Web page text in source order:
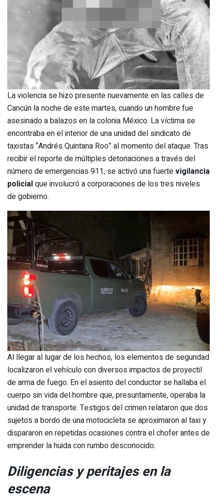
La violencia se hizo presente nuevamente en las calles de
Cancún la noche de este martes, cuando un hombre fue
asesinado a balazos en la colonia México. La víctima se
encontraba en el interior de una unidad del sindicato de
taxistas “Andrés Quintana Roo” al momento del ataque. Tras
recibir el reporte de múltiples detonaciones a través del
número de emergencias 911, se activó una fuertevigilancia
policialque involucró a corporaciones de los tres niveles
de gobierno.
Al llegar al lugar de los hechos, los elementos de seguridad
localizaron el vehículo con diversos impactos de proyectil
de arma de fuego. En el asiento del conductor se hallaba el
cuerpo sin vida del hombre que, presuntamente, operaba la
unidad de transporte. Testigos del crimen relataron que dos
sujetos a bordo de una motocicleta se aproximaron al taxi y
dispararon en repetidas ocasiones contra el chofer antes de
emprender la huida con rumbo desconocido.
Diligencias y peritajes en la
escena